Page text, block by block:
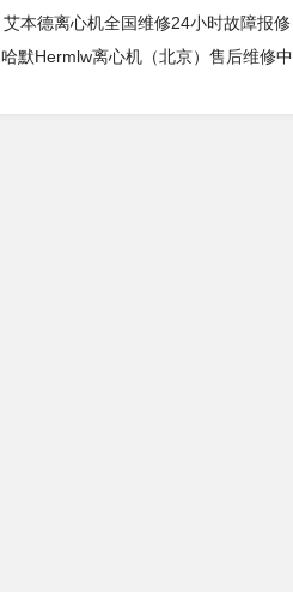
艾本德离心机全国维修24小时故障报修
哈默Hermlw离心机（北京）售后维修中